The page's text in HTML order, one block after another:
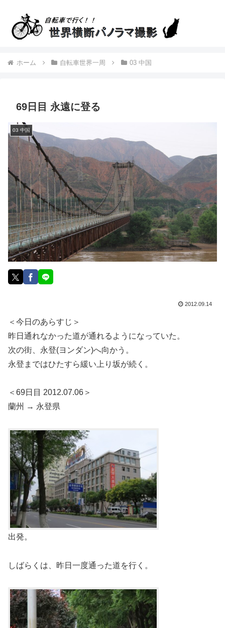
ホーム 自転車世界一周 03 中国
69日目 永遠に登る
03 中国
2012.09.14
＜今日のあらすじ＞
昨日通れなかった道が通れるようになっていた。
次の街、永登(ヨンダン)へ向かう。
永登まではひたすら緩い上り坂が続く。
＜69日目 2012.07.06＞
蘭州 → 永登県
出発。
しばらくは、昨日一度通った道を行く。